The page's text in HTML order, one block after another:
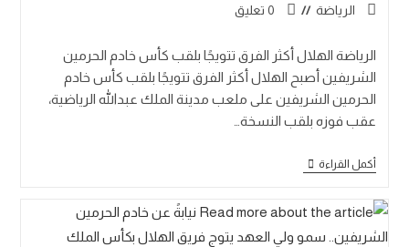
الرياضة 0 تعليق
الرياضة الهلال أكثر الفرق تتويجًا بلقب كأس خادم الحرمين
الشريفين أصبح الهلال أكثر الفرق تتويجًا بلقب كأس خادم
الحرمين الشريفين على ملعب مدينة الملك عبدالله الرياضية،
عقب فوزه بلقب النسخة…
أكمل القراءة